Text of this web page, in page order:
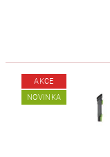
AKCE
NOVINKA